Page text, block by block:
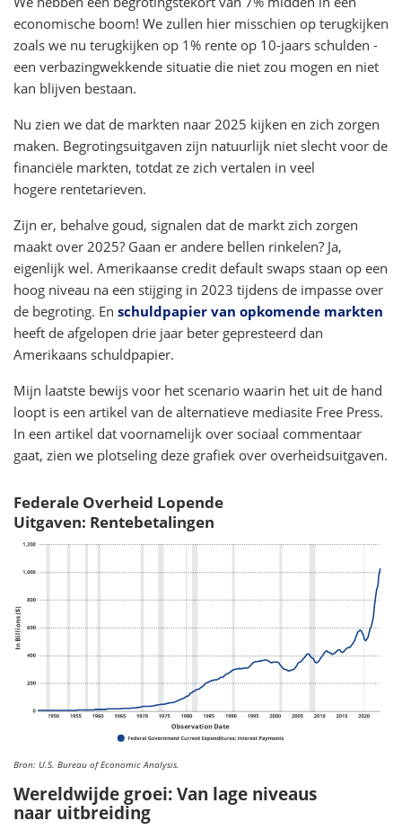
economische boom! We zullen hier misschien op terugkijken
zoals we nu terugkijken op 1% rente op 10-jaars schulden -
een verbazingwekkende situatie die niet zou mogen en niet
kan blijven bestaan.
Nu zien we dat de markten naar 2025 kijken en zich zorgen
maken. Begrotingsuitgaven zijn natuurlijk niet slecht voor de
financiële markten, totdat ze zich vertalen in veel
hogere rentetarieven.
Zijn er, behalve goud, signalen dat de markt zich zorgen
maakt over 2025? Gaan er andere bellen rinkelen? Ja,
eigenlijk wel. Amerikaanse credit default swaps staan op een
hoog niveau na een stijging in 2023 tijdens de impasse over
de begroting. En schuldpapier van opkomende markten
heeft de afgelopen drie jaar beter gepresteerd dan
Amerikaans schuldpapier.
Mijn laatste bewijs voor het scenario waarin het uit de hand
loopt is een artikel van de alternatieve mediasite Free Press.
In een artikel dat voornamelijk over sociaal commentaar
gaat, zien we plotseling deze grafiek over overheidsuitgaven.
Federale Overheid Lopende
Uitgaven: Rentebetalingen
Bron: U.S. Bureau of Economic Analysis.
Wereldwijde groei: Van lage niveaus
naar uitbreiding